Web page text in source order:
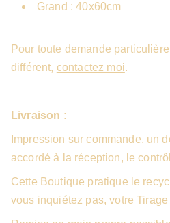
Grand : 40x60cm
Pour toute demande
différent, contactez moi.
Livraison :
Impression sur commande, un
accordé à la réception, le
Cette Boutique pratique le
vous inquiétez pas, votre